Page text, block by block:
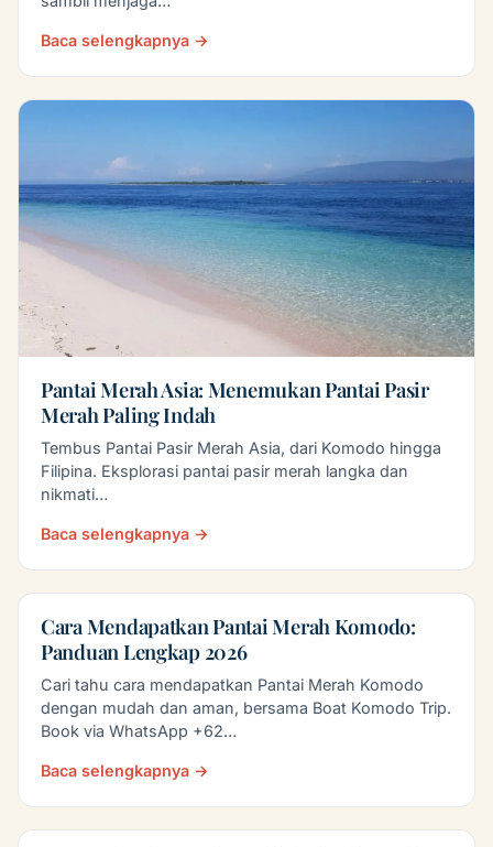
Baca selengkapnya →
Pantai Merah Asia: Menemukan Pantai Pasir
Merah Paling Indah
Tembus Pantai Pasir Merah Asia, dari Komodo hingga
Filipina. Eksplorasi pantai pasir merah langka dan
nikmati…
Baca selengkapnya →
Cara Mendapatkan Pantai Merah Komodo:
Panduan Lengkap 2026
Cari tahu cara mendapatkan Pantai Merah Komodo
dengan mudah dan aman, bersama Boat Komodo Trip.
Book via WhatsApp +62…
Baca selengkapnya →